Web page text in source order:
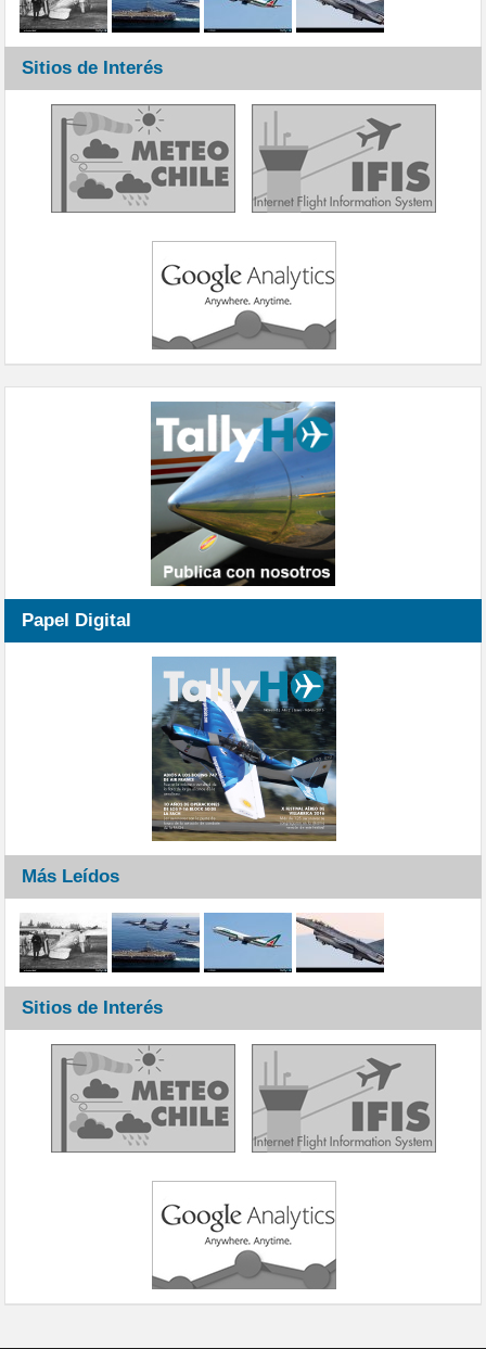
Sitios de Interés
Papel Digital
Más Leídos
Sitios de Interés